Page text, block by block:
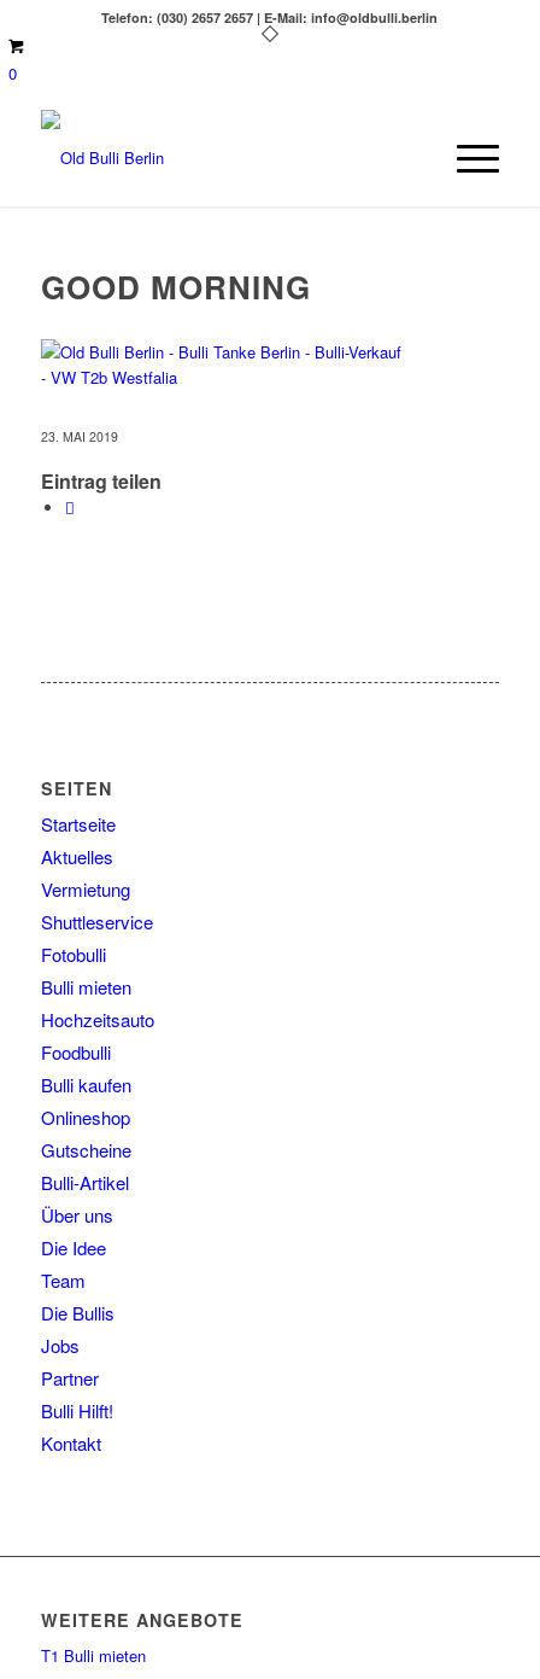
Telefon: (030) 2657 2657 | E-Mail: info@oldbulli.berlin
0
GOOD MORNING
23. MAI 2019
Eintrag teilen
SEITEN
Startseite
Aktuelles
Vermietung
Shuttleservice
Fotobulli
Bulli mieten
Hochzeitsauto
Foodbulli
Bulli kaufen
Onlineshop
Gutscheine
Bulli-Artikel
Über uns
Die Idee
Team
Die Bullis
Jobs
Partner
Bulli Hilft!
Kontakt
WEITERE ANGEBOTE
T1 Bulli mieten